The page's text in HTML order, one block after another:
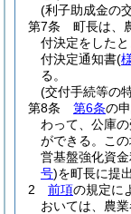
(利子助成金の
第7条
町長は、
付決定をした
付決定通知書(
る。
(交付手続等の
第8条
第6条の
わって、公庫
ができる。
こ
営基盤強化資
号)を町長に提
2
前項の規定に
おいては、農